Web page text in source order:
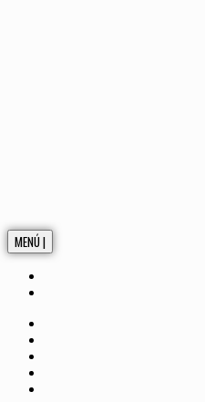
MENÚ |